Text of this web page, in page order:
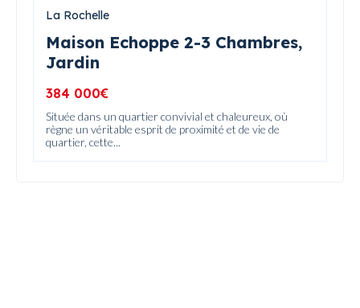
Maison Echoppe 2-3 Chambres,
Jardin
La Rochelle
384 000€
Située dans un quartier convivial et chaleureux, où
règne un véritable esprit de proximité et de vie de
quartier, cette...